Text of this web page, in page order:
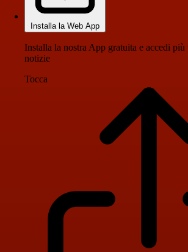
Installa la Web App
Installa la nostra App gratuita e accedi più
notizie
Tocca